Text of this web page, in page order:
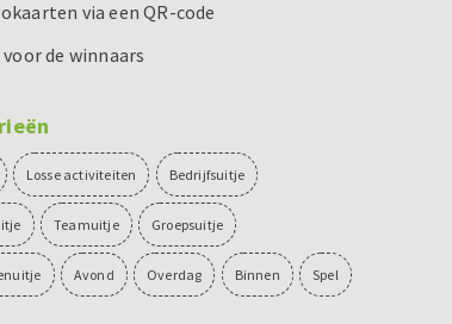
via een QR-code
de winnaars
Losse activiteiten Bedrijfsuitje
Teamuitje Groepsuitje
Avond Overdag Binnen Spel